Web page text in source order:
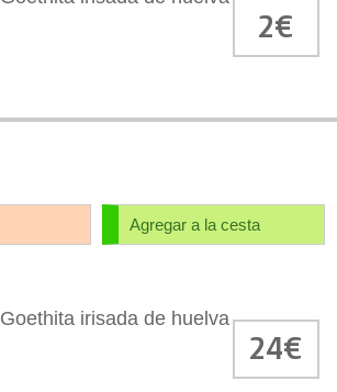
2€
Agregar a la cesta
Goethita irisada de huelva
24€